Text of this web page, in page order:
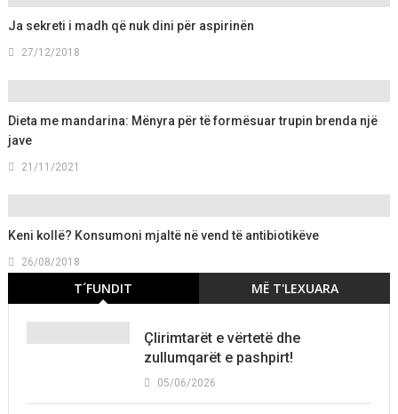
Ja sekreti i madh që nuk dini për aspirinën
27/12/2018
Dieta me mandarina: Mënyra për të formësuar trupin brenda një
jave
21/11/2021
Keni kollë? Konsumoni mjaltë në vend të antibiotikëve
26/08/2018
T´FUNDIT MË T'LEXUARA
Çlirimtarët e vërtetë dhe
zullumqarët e pashpirt!
05/06/2026